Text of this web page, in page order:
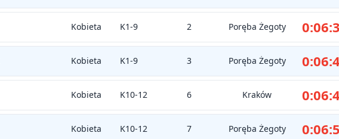
Kobieta K1-9 2 Poręba Żegoty
Kobieta K1-9 3 Poręba Żegoty
Kobieta K10-12 6 Kraków
Kobieta K10-12 7 Poręba Żegoty